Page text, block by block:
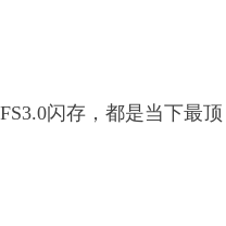
闪存，都是当下最顶